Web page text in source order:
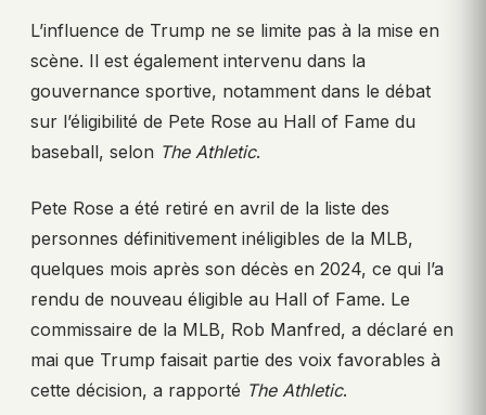
L’influence de Trump ne se limite pas à la mise en
scène. Il est également intervenu dans la
gouvernance sportive, notamment dans le débat
sur l’éligibilité de Pete Rose au Hall of Fame du
baseball, selon The Athletic.
Pete Rose a été retiré en avril de la liste des
personnes définitivement inéligibles de la MLB,
quelques mois après son décès en 2024, ce qui l’a
rendu de nouveau éligible au Hall of Fame. Le
commissaire de la MLB, Rob Manfred, a déclaré en
mai que Trump faisait partie des voix favorables à
cette décision, a rapporté The Athletic.